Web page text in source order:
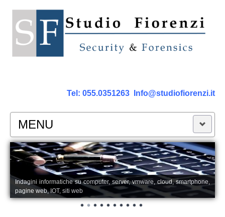
Tel: 055.0351263 Info@studiofiorenzi.it
MENU
PERIZIE
Perizia Computer
Perizia Smartphone Tablet,Cell.
Indagini informatiche su computer, server, vmware, cloud, smartphone,
pagine web, IOT, siti web